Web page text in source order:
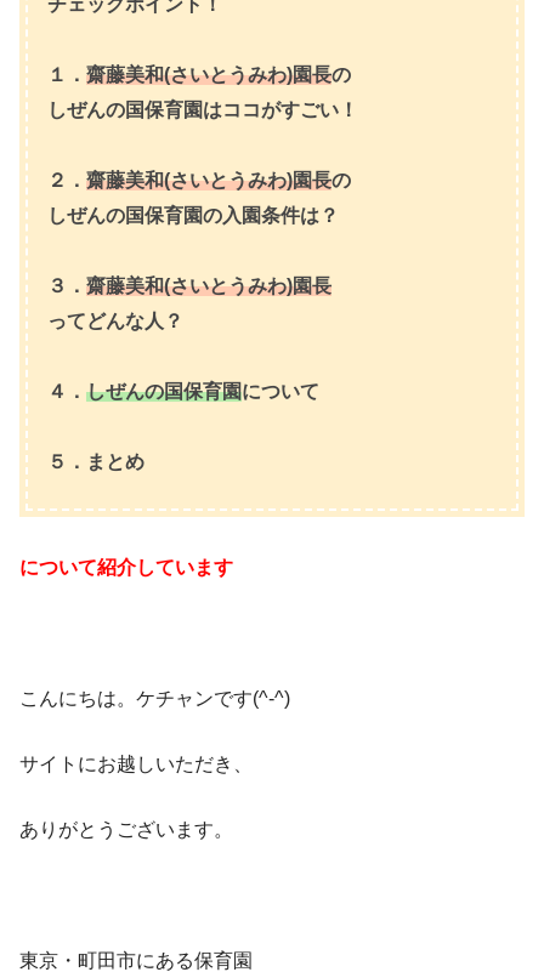
チェックポイント！
１． 齋藤美和(さいとうみわ)園長の
しぜんの国保育園はココがすごい！
２． 齋藤美和(さいとうみわ)園長の
しぜんの国保育園の入園条件は？
３． 齋藤美和(さいとうみわ)園長
ってどんな人？
４． しぜんの国保育園について
５．まとめ
について紹介しています
​こんにちは。ケチャンです(^-^)
サイトにお越しいただき、
ありがとうございます。
東京・町田市にある保育園